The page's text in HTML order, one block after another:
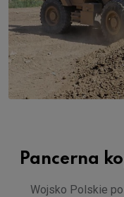
Pancerna
Wojsko Polskie